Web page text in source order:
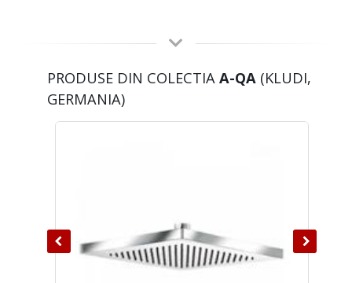
PRODUSE DIN COLECTIA A-QA (KLUDI,
GERMANIA)